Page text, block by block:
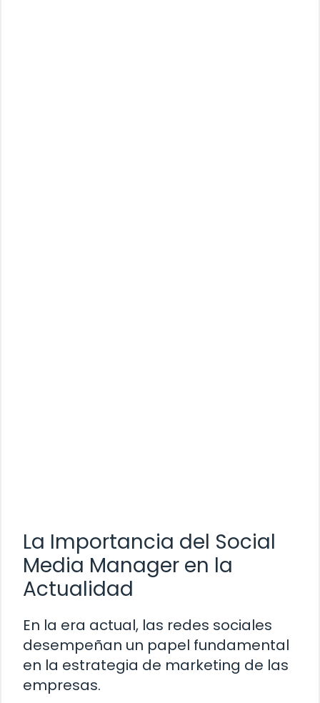
La Importancia del Social
Media Manager en la
Actualidad
En la era actual, las redes sociales
desempeñan un papel fundamental
en la estrategia de marketing de las
empresas.